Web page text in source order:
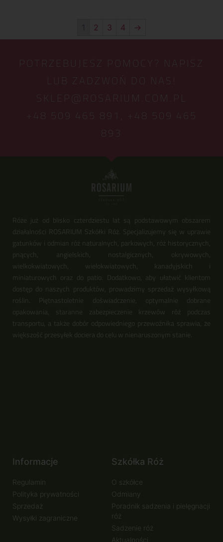
1 2 3 4 →
POTRZEBUJESZ POMOCY? NAPISZ
LUB ZADZWOŃ DO NAS!
SKLEP@ROSARIUM.COM.PL
+48 509 465 891,
+48 509 465
893
Róże już od blisko czterdziestu lat są podstawowym obszarem
działalności ROSARIUM Szkółki Róż. Specjalizujemy się w uprawie
gatunków i odmian róż naturalnych, parkowych, róż historycznych,
pnących, angielskich, nostalgicznych, okrywowych,
wielkokwiatowych, wielokwiatowych, kanadyjskich i
miniaturowych oraz do patio. Dodatkowo, aby ułatwić klientom
dostęp do naszych produktów, prowadzimy sprzedaż wysyłkową
roślin. Piętnastoletnie doświadczenie, optymalnie dobrane
opakowania, staranne zabezpieczenie krzewów róż podczas
transportu, a także dobór odpowiedniego przewoźnika sprawia, że
większość przesyłek dociera do celu w nienaruszonym stanie.
Informacje
Regulamin
Polityka prywatności
Sprzedaż
Wysyłki zagraniczne
Szkółka Róż
O szkółce
Odmiany
Poradnik sadzenia i pielęgnacji
róż
Sadzenie róż
Aktualności